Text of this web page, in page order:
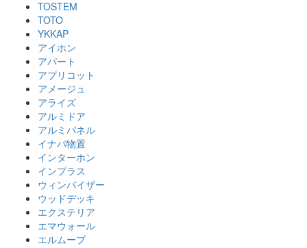
TOSTEM
TOTO
YKKAP
アイホン
アパート
アプリコット
アメージュ
アライズ
アルミドア
アルミパネル
イナバ物置
インターホン
インプラス
ウィンバイザー
ウッドデッキ
エクステリア
エマウォール
エルムーブ